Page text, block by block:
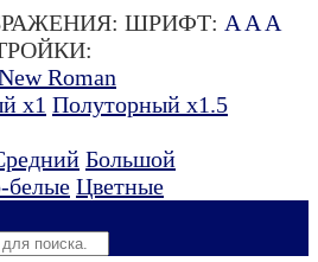
ШРИФТ: A A A
Roman
х1 Полуторный х1.5
Большой
белые Цветные